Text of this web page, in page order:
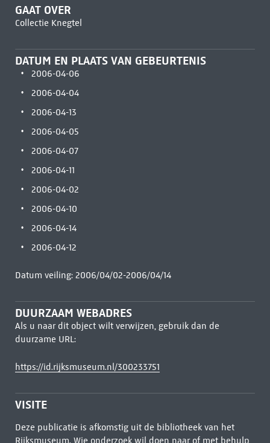
GAAT OVER
Collectie Knegtel
DATUM EN PLAATS VAN GEBEURTENIS
2006-04-06
2006-04-04
2006-04-13
2006-04-05
2006-04-07
2006-04-11
2006-04-02
2006-04-10
2006-04-14
2006-04-12
Datum veiling: 2006/04/02-2006/04/14
DUURZAAM WEBADRES
Als u naar dit object wilt verwijzen, gebruik dan de
duurzame URL:
https://id.rijksmuseum.nl/300233751
VISITE
Deze publicatie is afkomstig uit de bibliotheek van het
Rijksmuseum. Wie onderzoek wil doen naar of met behulp